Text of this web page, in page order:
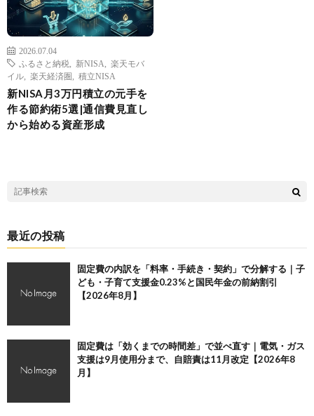
2026.07.04
ふるさと納税
新NISA
楽天モバ
イル
楽天経済圏 積立NISA
新NISA月3万円積立の元手を
作る節約術5選|通信費見直し
から始める資産形成
最近の投稿
固定費の内訳を「料率・手続き・契約」で分解する｜子
ども・子育て支援金0.23%と国民年金の前納割引
【2026年8月】
固定費は「効くまでの時間差」で並べ直す｜電気・ガス
支援は9月使用分まで、自賠責は11月改定【2026年8
月】